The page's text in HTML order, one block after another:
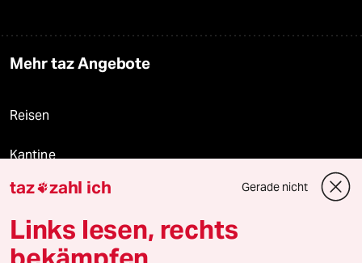
Mehr taz Angebote
Reisen
Kantine
Shop
Anzeigen
taz zahl ich Gerade nicht
Links lesen, rechts